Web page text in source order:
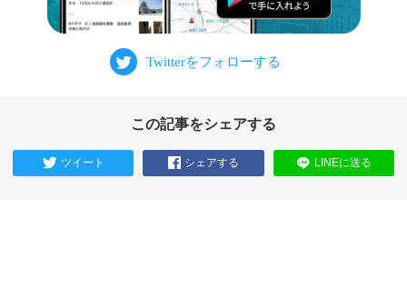
この記事をシェアする
ツイート シェアする LINEに送る